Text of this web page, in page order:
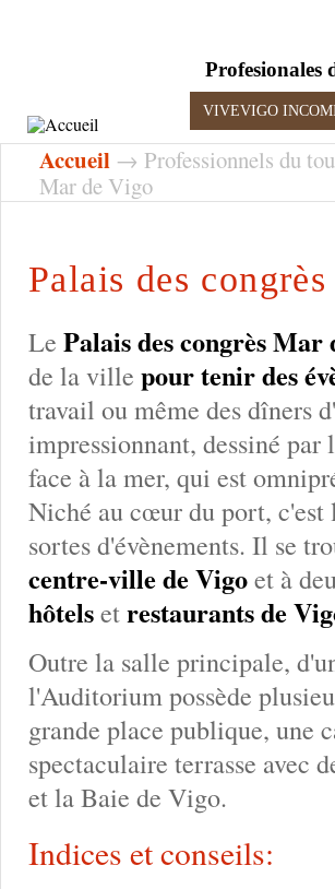
Profesionales
VIVEVIGO
Accueil → Professionnels du
Mar de Vigo
Palais des
Le Palais des congrès Mar
de la ville pour tenir des
travail ou même des dîners
impressionnant, dessiné par
face à la mer, qui est
Niché au cœur du port,
sortes d'évènements. Il se
centre-ville de Vigoet à
hôtelsetrestaurants de
Outre la salle principale,
l'Auditorium possède
grande place publique, une
spectaculaire terrasse avec
et la Baie de Vigo.
Indices et conseils: